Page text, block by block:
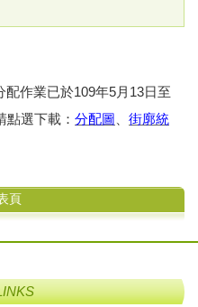
作業已於109年5月13日至
選下載： 分配圖
街廓統
頁